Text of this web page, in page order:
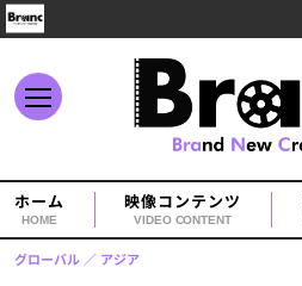
ホーム
HOME
映像コンテンツ
VIDEO CONTENT
グローバル アジア